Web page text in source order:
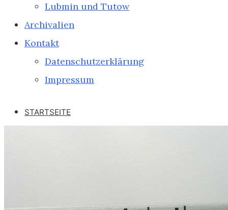
Lubmin und Tutow
Archivalien
Kontakt
Datenschutzerklärung
Impressum
STARTSEITE